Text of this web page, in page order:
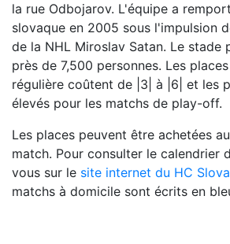
la rue Odbojarov. L'équipe a
slovaque en 2005 sous l'impulsion
de la NHL Miroslav Satan. Le stade
près de 7,500 personnes. Les
régulière coûtent de |3| à |6| et les
élevés pour les matchs de play-off.
Les places peuvent être achetées
match. Pour consulter le calendrier
vous sur le site internet du HC
matchs à domicile sont écrits en